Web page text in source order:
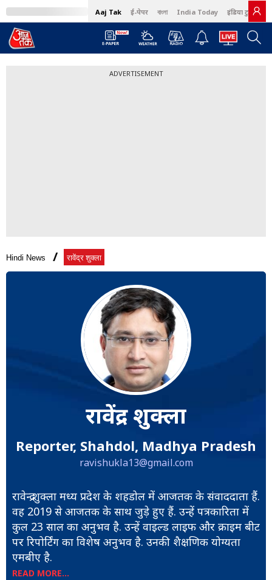
Aaj Tak ई-पेपर বাংলা India Today इंडिया टुडे हिंदी
ADVERTISEMENT
Hindi News रावेंद्र शुक्ला
रावेंद्र शुक्ला
Reporter, Shahdol, Madhya Pradesh
ravishukla13@gmail.com
रावेन्द्र शुक्ला मध्य प्रदेश के शहडोल में आजतक के संवाददाता हैं.
वह 2019 से आजतक के साथ जुड़े हुए हैं. उन्हें पत्रकारिता में
कुल 23 साल का अनुभव है. उन्हें वाइल्ड लाइफ और क्राइम बीट
पर रिपोर्टिंग का विशेष अनुभव है. उनकी शैक्षणिक योग्यता
एमबीए है.
READ MORE...